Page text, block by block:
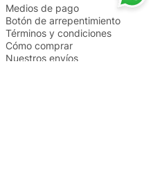
Medios de pago
Botón de arrepentimiento
Términos y condiciones
Cómo comprar
Nuestros envíos